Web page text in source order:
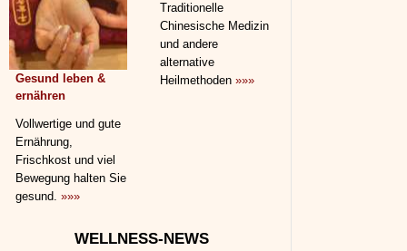
Gesund leben &
ernähren
Vollwertige und gute
Ernährung,
Frischkost und viel
Bewegung halten Sie
gesund. »»»
Traditionelle
Chinesische Medizin
und andere
alternative
Heilmethoden »»»
WELLNESS-NEWS